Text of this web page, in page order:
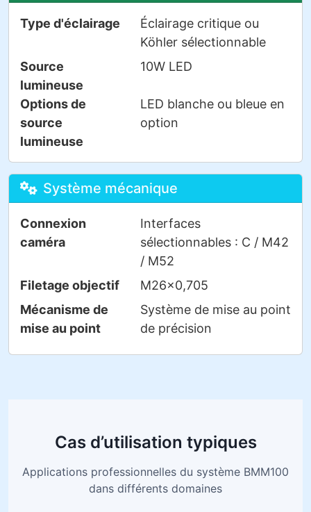
Type d'éclairage
Éclairage critique ou
Köhler sélectionnable
Source
lumineuse
10W LED
Options de
source
lumineuse
LED blanche ou bleue en
option
Système mécanique
Connexion
caméra
Interfaces
sélectionnables : C / M42
/ M52
Filetage objectif
M26×0,705
Mécanisme de
mise au point
Système de mise au point
de précision
Cas d’utilisation typiques
Applications professionnelles du système BMM100
dans différents domaines